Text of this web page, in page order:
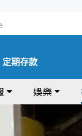
定期存款
娛樂